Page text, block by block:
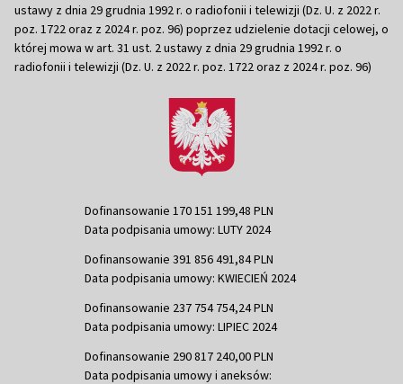
ustawy z dnia 29 grudnia 1992 r. o radiofonii i telewizji (Dz. U. z 2022 r.
poz. 1722 oraz z 2024 r. poz. 96) poprzez udzielenie dotacji celowej, o
której mowa w art. 31 ust. 2 ustawy z dnia 29 grudnia 1992 r. o
radiofonii i telewizji (Dz. U. z 2022 r. poz. 1722 oraz z 2024 r. poz. 96)
Dofinansowanie 170 151 199,48 PLN
Data podpisania umowy: LUTY 2024
Dofinansowanie 391 856 491,84 PLN
Data podpisania umowy: KWIECIEŃ 2024
Dofinansowanie 237 754 754,24 PLN
Data podpisania umowy: LIPIEC 2024
Dofinansowanie 290 817 240,00 PLN
Data podpisania umowy i aneksów: